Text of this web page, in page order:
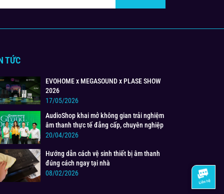
TỨC
EVOHOME x MEGASOUND x PLASE SHOW
2026
17/05/2026
AudioShop khai mở không gian trải nghiệm
âm thanh thực tế đẳng cấp, chuyên nghiệp
20/04/2026
Hướng dẫn cách vệ sinh thiết bị âm thanh
đúng cách ngay tại nhà
08/02/2026